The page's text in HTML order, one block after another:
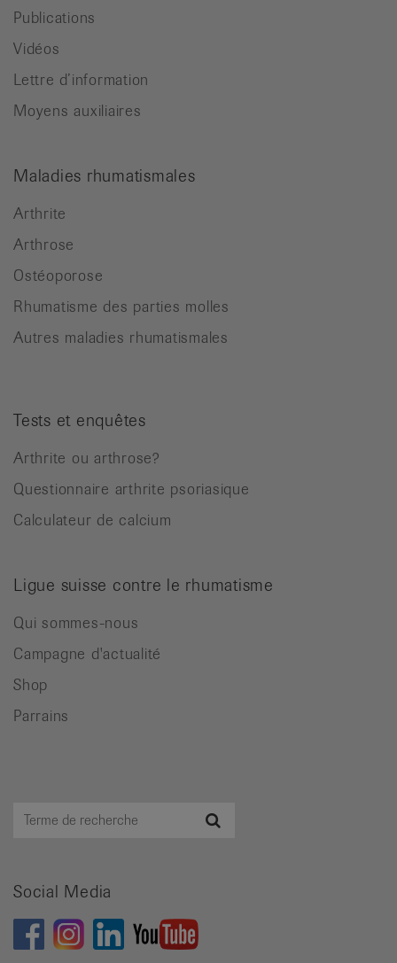
Publications
Vidéos
Lettre d’information
Moyens auxiliaires
Maladies rhumatismales
Arthrite
Arthrose
Ostéoporose
Rhumatisme des parties molles
Autres maladies rhumatismales
Tests et enquêtes
Arthrite ou arthrose?
Questionnaire arthrite psoriasique
Calculateur de calcium
Ligue suisse contre le rhumatisme
Qui sommes-nous
Campagne d'actualité
Shop
Parrains
Terme
Social Media